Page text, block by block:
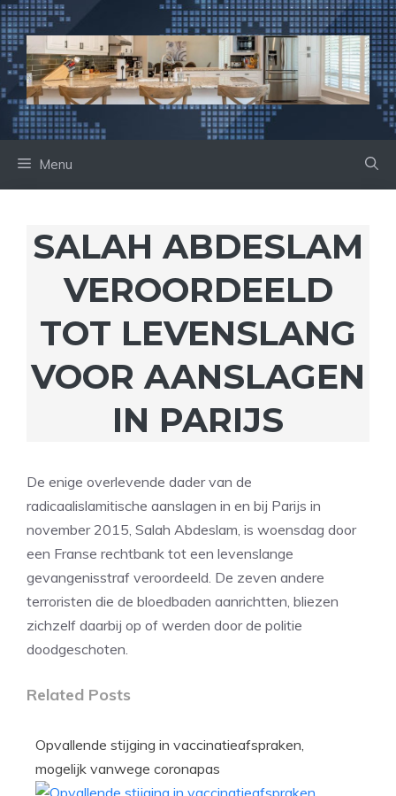
Ga
naar
de
inhoud
Menu
SALAH ABDESLAM
VEROORDEELD
TOT LEVENSLANG
VOOR AANSLAGEN
IN PARIJS
De enige overlevende dader van de
radicaalislamitische aanslagen in en bij Parijs in
november 2015, Salah Abdeslam, is woensdag door
een Franse rechtbank tot een levenslange
gevangenisstraf veroordeeld. De zeven andere
terroristen die de bloedbaden aanrichtten, bliezen
zichzelf daarbij op of werden door de politie
doodgeschoten.
Related Posts
Opvallende stijging in vaccinatieafspraken,
mogelijk vanwege coronapas